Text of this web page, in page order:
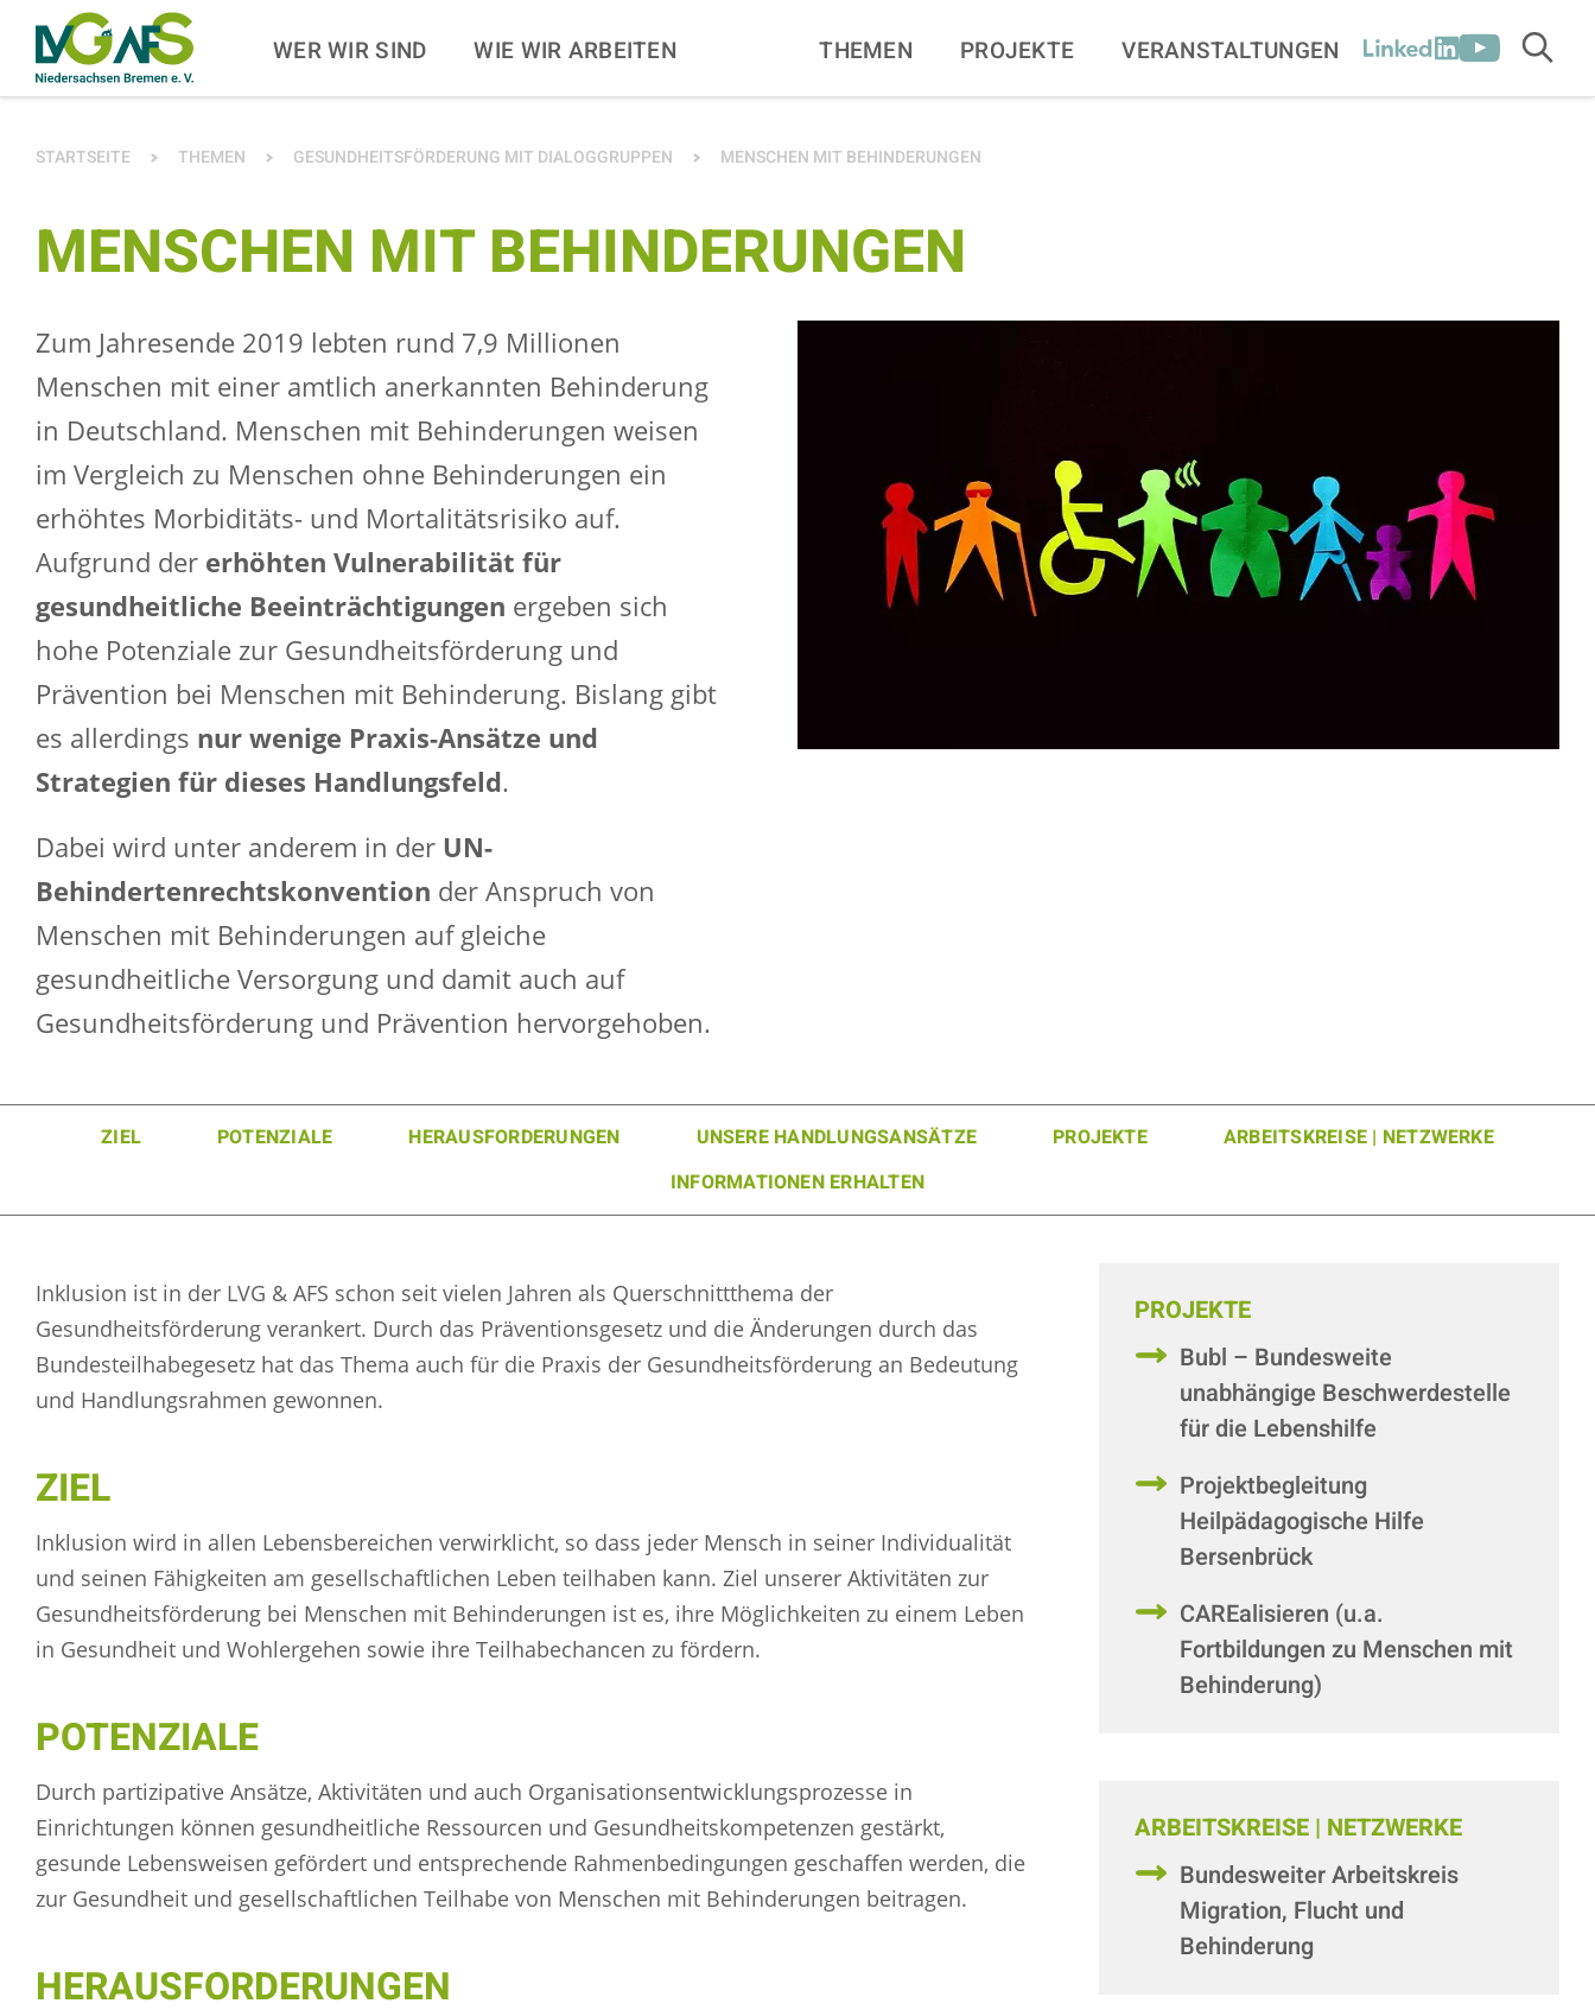
ZUM HAUPTINHALT SPRINGENWER WIR SIND WIE WIR ARBEITEN THEMEN PROJEKTE VERANSTALTUNGEN
SIE BEFINDEN SICH HIER:
STARTSEITE THEMEN GESUNDHEITSFÖRDERUNG MIT DIALOGGRUPPEN MENSCHEN MIT BEHINDERUNGEN
MENSCHEN MIT BEHINDERUNGEN
Zum Jahresende 2019 lebten rund 7,9 Millionen
Menschen mit einer amtlich anerkannten Behinderung
in Deutschland. Menschen mit Behinderungen weisen
im Vergleich zu Menschen ohne Behinderungen ein
erhöhtes Morbiditäts- und Mortalitätsrisiko auf.
Aufgrund der erhöhten Vulnerabilität für
gesundheitliche Beeinträchtigungen ergeben sich
hohe Potenziale zur Gesundheitsförderung und
Prävention bei Menschen mit Behinderung. Bislang gibt
es allerdings nur wenige Praxis-Ansätze und
Strategien für dieses Handlungsfeld.
Dabei wird unter anderem in der UN-
Behindertenrechtskonvention der Anspruch von
Menschen mit Behinderungen auf gleiche
gesundheitliche Versorgung und damit auch auf
Gesundheitsförderung und Prävention hervorgehoben.
ZIEL POTENZIALE HERAUSFORDERUNGEN UNSERE HANDLUNGSANSÄTZE PROJEKTE
ARBEITSKREISE | NETZWERKE
INFORMATIONEN ERHALTEN
Inklusion ist in der LVG & AFS schon seit vielen Jahren als Querschnittthema der
Gesundheitsförderung verankert. Durch das Präventionsgesetz und die Änderungen durch das
Bundesteilhabegesetz hat das Thema auch für die Praxis der Gesundheitsförderung an Bedeutung
und Handlungsrahmen gewonnen.
ZIEL
Inklusion wird in allen Lebensbereichen verwirklicht, so dass jeder Mensch in seiner Individualität
und seinen Fähigkeiten am gesellschaftlichen Leben teilhaben kann. Ziel unserer Aktivitäten zur
Gesundheitsförderung bei Menschen mit Behinderungen ist es, ihre Möglichkeiten zu einem Leben
in Gesundheit und Wohlergehen sowie ihre Teilhabechancen zu fördern.
POTENZIALE
Durch partizipative Ansätze, Aktivitäten und auch Organisationsentwicklungsprozesse in
Einrichtungen können gesundheitliche Ressourcen und Gesundheitskompetenzen gestärkt,
gesunde Lebensweisen gefördert und entsprechende Rahmenbedingungen geschaffen werden, die
zur Gesundheit und gesellschaftlichen Teilhabe von Menschen mit Behinderungen beitragen.
HERAUSFORDERUNGEN
PROJEKTE
Bubl – Bundesweite
unabhängige Beschwerdestelle
für die Lebenshilfe
Projektbegleitung
Heilpädagogische Hilfe
Bersenbrück
CAREalisieren (u.a.
Fortbildungen zu Menschen mit
Behinderung)
ARBEITSKREISE | NETZWERKE
Bundesweiter Arbeitskreis
Migration, Flucht und
Behinderung